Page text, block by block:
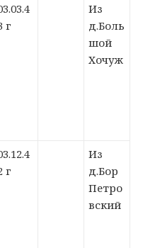
г
Из
д.Боль
шой
Хочуж
г
Из
д.Бор
Петро
вский